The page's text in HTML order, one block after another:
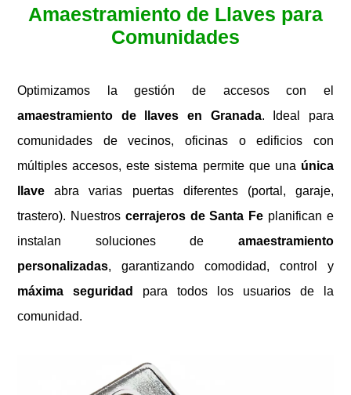
Amaestramiento de Llaves para
Comunidades
Optimizamos la gestión de accesos con el
amaestramiento de llaves en Granada. Ideal para
comunidades de vecinos, oficinas o edificios con
múltiples accesos, este sistema permite que una única
llave abra varias puertas diferentes (portal, garaje,
trastero). Nuestros cerrajeros de Santa Fe planifican e
instalan soluciones de amaestramiento
personalizadas, garantizando comodidad, control y
máxima seguridad
para todos los usuarios de la
comunidad.